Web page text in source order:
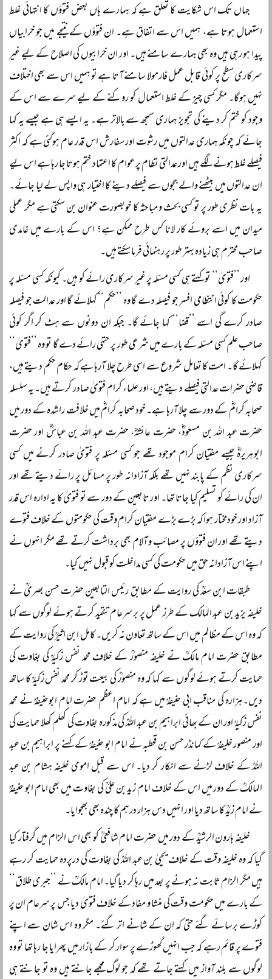
جہاں تک اس شکایت کا تعلق ہے کہ ہمارے ہاں بعض فتوؤں کا انتہائی غلط
استعمال ہوتا ہے، ہمیں اس سے اتفاق ہے۔ ان فتوؤں کے نتیجے میں جو خرابیاں
پیدا ہو رہی ہیں وہ بھی ہمارے سامنے ہیں۔ اور ان خرابیوں کی اصلاح کے لیے غیر
سرکاری سطح پر کوئی قابل عمل فارمولا سامنے آتا ہے تو ہمیں اس سے بھی اختلاف
نہیں ہوگا۔ مگر کسی چیز کے غلط استعمال کو روکنے کے لیے سرے سے اس کے
وجود کو ختم کر دینے کی تجویز ہماری سمجھ سے بالاتر ہے۔ یہ ایسے ہی ہے جیسے یہ کہا
جائے کہ چونکہ ہماری عدالتوں میں رشوت اور سفارش اس قدر عام ہوگئی ہے کہ اکثر
فیصلے غلط ہونے لگے ہیں اور عدالتی نظام پر عوام کا اعتماد ختم ہوتا جا رہا ہے اس لیے
ان عدالتوں میں بیٹھنے والے ججوں سے فیصلے دینے کا اختیار ہی واپس لے لیا جائے۔
یہ بات نظری طور پر تو کسی بحث و مباحثہ کا خوبصورت عنوان بن سکتی ہے مگر عملی
میدان میں اسے بروئے کار لانا کس طرح ممکن ہے؟ اس کے بارے میں غامدی
صاحب محترم ہی زیادہ بہتر طور پر رہنمائی فرما سکتے ہیں۔
اور ’’فتویٰ‘‘ تو کہتے ہی کسی مسئلہ پر غیر سرکاری رائے کو ہیں۔ کیونکہ کسی مسئلہ پر
حکومت کا کوئی انتظامی افسر جو فیصلہ دے گا وہ ’’حکم‘‘ کہلائے گا اور عدالت جو فیصلہ
صادر کرے گی اسے ’’قضا‘‘ کہا جائے گا۔ جبکہ ان دونوں سے ہٹ کر اگر کوئی
صاحب علم کسی مسئلہ کے بارے میں شرعی طور پر حتمی رائے دے گا تو وہ ’’فتویٰ‘‘
کہلائے گا۔ امت کا تعامل شروع سے اسی طرح چلا آرہا ہے کہ حکام حکم دیتے ہیں،
قاضی حضرات عدالتی فیصلے دیتے ہیں، اور علماء کرام فتویٰ صادر کرتے ہیں۔ یہ سلسلہ
صحابہ کرامؓ کے دور سے چلا آرہا ہے۔ خود صحابہ کرامؓ میں خلافت راشدہ کے دور میں
حضرت عبد اللہ بن مسعودؓ، حضرت عائشہؓ، حضرت عبد اللہ بن عباسؓ اور حضرت
ابوہریرہؓ جیسے مفتیان کرام موجود تھے جو کسی مسئلہ پر فتویٰ صادر کرنے میں کسی
سرکاری نظم کے پابند نہیں تھے بلکہ آزادانہ طور پر مسائل پر رائے دیتے تھے اور
ان کی رائے کو تسلیم کیا جاتا تھا۔ اور تابعین کے دور سے تو فتویٰ کا یہ ادارہ اس قدر
آزاد اور خودمختار ہوا کہ بڑے بڑے مفتیان کرام وقت کی حکومتوں کے خلاف فتوے
دیتے تھے اور ان فتوؤں پر مصائب و آلام بھی برداشت کرتے تھے مگر انہوں نے
اپنے اس آزادانہ حق میں حکومت کی کسی مداخلت کو قبول نہیں کیا۔
طبقات ابن سعدؒ کی روایت کے مطابق رئیس التابعین حضرت حسن بصریؒ نے
خلیفہ یزید بن عبد المالک کے طرز عمل پر برسرعام تنقید کرتے ہوئے لوگوں سے کہا
کہ وہ اس کے مظالم میں اس کے ساتھ تعاون نہ کریں۔ کامل ابن اثیرؒ کی روایت کے
مطابق حضرت امام مالکؒ نے خلیفہ منصورؒ کے خلاف محمد نفس زکیہؒ کی بغاوت کی
حمایت کرتے ہوئے لوگوں سے کہا کہ وہ منصورؒ کی بیعت توڑ کر محمد نفس زکیہؒ کا ساتھ
دیں۔ہزارہ کی مناقب ابی حنیفہؒ میں ہے کہ امام اعظم حضرت امام ابوحنیفہؒ نے محمد
نفس زکیہؒ اور ان کے بھائی ابراہیم بن عبد اللہؒ کی مذکورہ بغاوت کی کھلم کھلا حمایت کی
اور منصور خلیفہؒ کے کمانڈر حسن بن قحطبہ نے امام ابو حنیفہؒ کے کہنے پر ابراہیم بن عبد
اللہؒ کے خلاف لڑنے سے انکار کر دیا۔ اس سے قبل اموی خلیفہ ہشام بن عبد
المالکؒ کے دور میں اس کے خلاف امام زید بن علیؒ کی بغاوت میں بھی امام ابو حنیفہؒ
نے امام زیدؒ کا ساتھ دیا اور انہیں دس ہزار درہم کا چندہ بھی بھجوایا۔
خلیفہ ہارون الرشیدؒ کے دور میں حضرت امام شافعیؒ کو بھی اس الزام میں گرفتار کیا
گیا کہ وہ خلیفہ وقت کے خلاف یحییٰ بن عبد اللہؒ کی بغاوت کی درپردہ حمایت کر رہے
ہیں مگر الزام ثابت نہ ہونے پر بعد میں رہا کر دیا گیا۔ امام مالکؒ نے ’’جبری طلاق‘‘
کے بارے میں حکومت وقت کی منشا و مفاد کے خلاف فتویٰ دیا جس پر سرعام ان پر
کوڑے برسائے گئے حتیٰ کہ ان کے شانے اتر گئے۔ مگر وہ اس شان سے اپنے
فتوے پر قائم رہے کہ جب انہیں گھوڑے پر سوار کر کے بازار میں پھرایا جا رہا تھا تو وہ
لوگوں سے بلند آواز میں کہتے جاتے تھے کہ جو لوگ مجھے جانتے ہیں وہ تو جانتے ہی